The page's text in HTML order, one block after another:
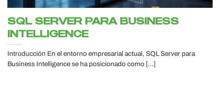
SQL SERVER PARA BUSINESS
INTELLIGENCE
Introducción En el entorno empresarial actual, SQL Server para
Business Intelligence se ha posicionado como [...]